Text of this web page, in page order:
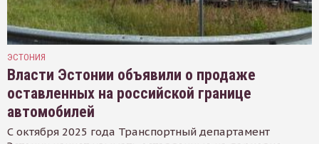
ЭСТОНИЯ
Власти Эстонии объявили о продаже
оставленных на российской границе
автомобилей
С октября 2025 года Транспортный департамент